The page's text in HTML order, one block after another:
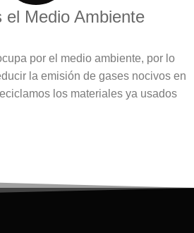
el Medio Ambiente
por el medio ambiente, por lo
la emisión de gases nocivos en
los materiales ya usados